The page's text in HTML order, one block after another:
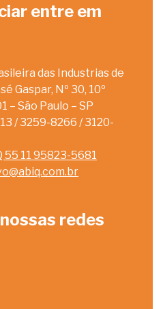
entre em
das Industrias de
Gaspar, Nº 30, 10º
– São Paulo – SP
/ 3259-8266 / 3120-
55 11 95823-5681
redes